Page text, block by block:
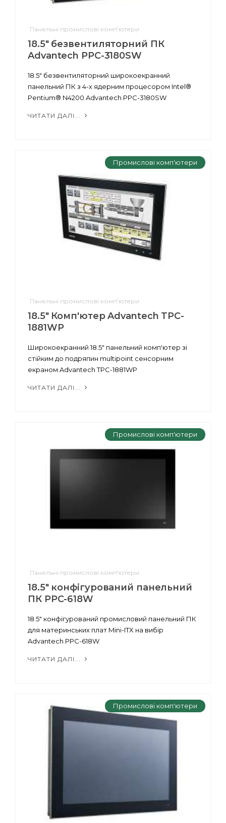
Панельні промислові комп'ютери
18.5" безвентиляторний ПК
Advantech PPC-3180SW
18.5" безвентиляторний широкоекранний
панельний ПК з 4-х ядерним процесором Intel®
Pentium® N4200 Advantech PPC-3180SW
ЧИТАТИ ДАЛІ...
Промислові комп'ютери
Панельні промислові комп'ютери
18.5" Комп'ютер Advantech TPC-
1881WP
Широкоекранний 18.5" панельний комп'ютер зі
стійким до подряпин multipoint сенсорним
екраном Advantech TPC-1881WP
ЧИТАТИ ДАЛІ...
Промислові комп'ютери
Панельні промислові комп'ютери
18.5" конфігурований панельний
ПК PPC-618W
18.5" конфігурований промисловий панельний ПК
для материнських плат Mini-ITX на вибір
Advantech PPC-618W
ЧИТАТИ ДАЛІ...
Промислові комп'ютери